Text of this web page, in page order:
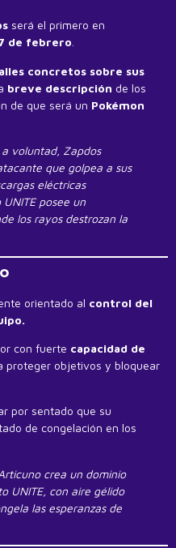
será el primero en
de febrero
concretos sobre sus
breve descripción de los
de que será un Pokémon
voluntad, Zapdos
que golpea a sus
eléctricas
posee un
los rayos destrozan la
orientado al control del
con fuerte capacidad de
proteger objetivos y bloquear
por sentado que su
de congelación en los
crea un dominio
UNITE, con aire gélido
las esperanzas de